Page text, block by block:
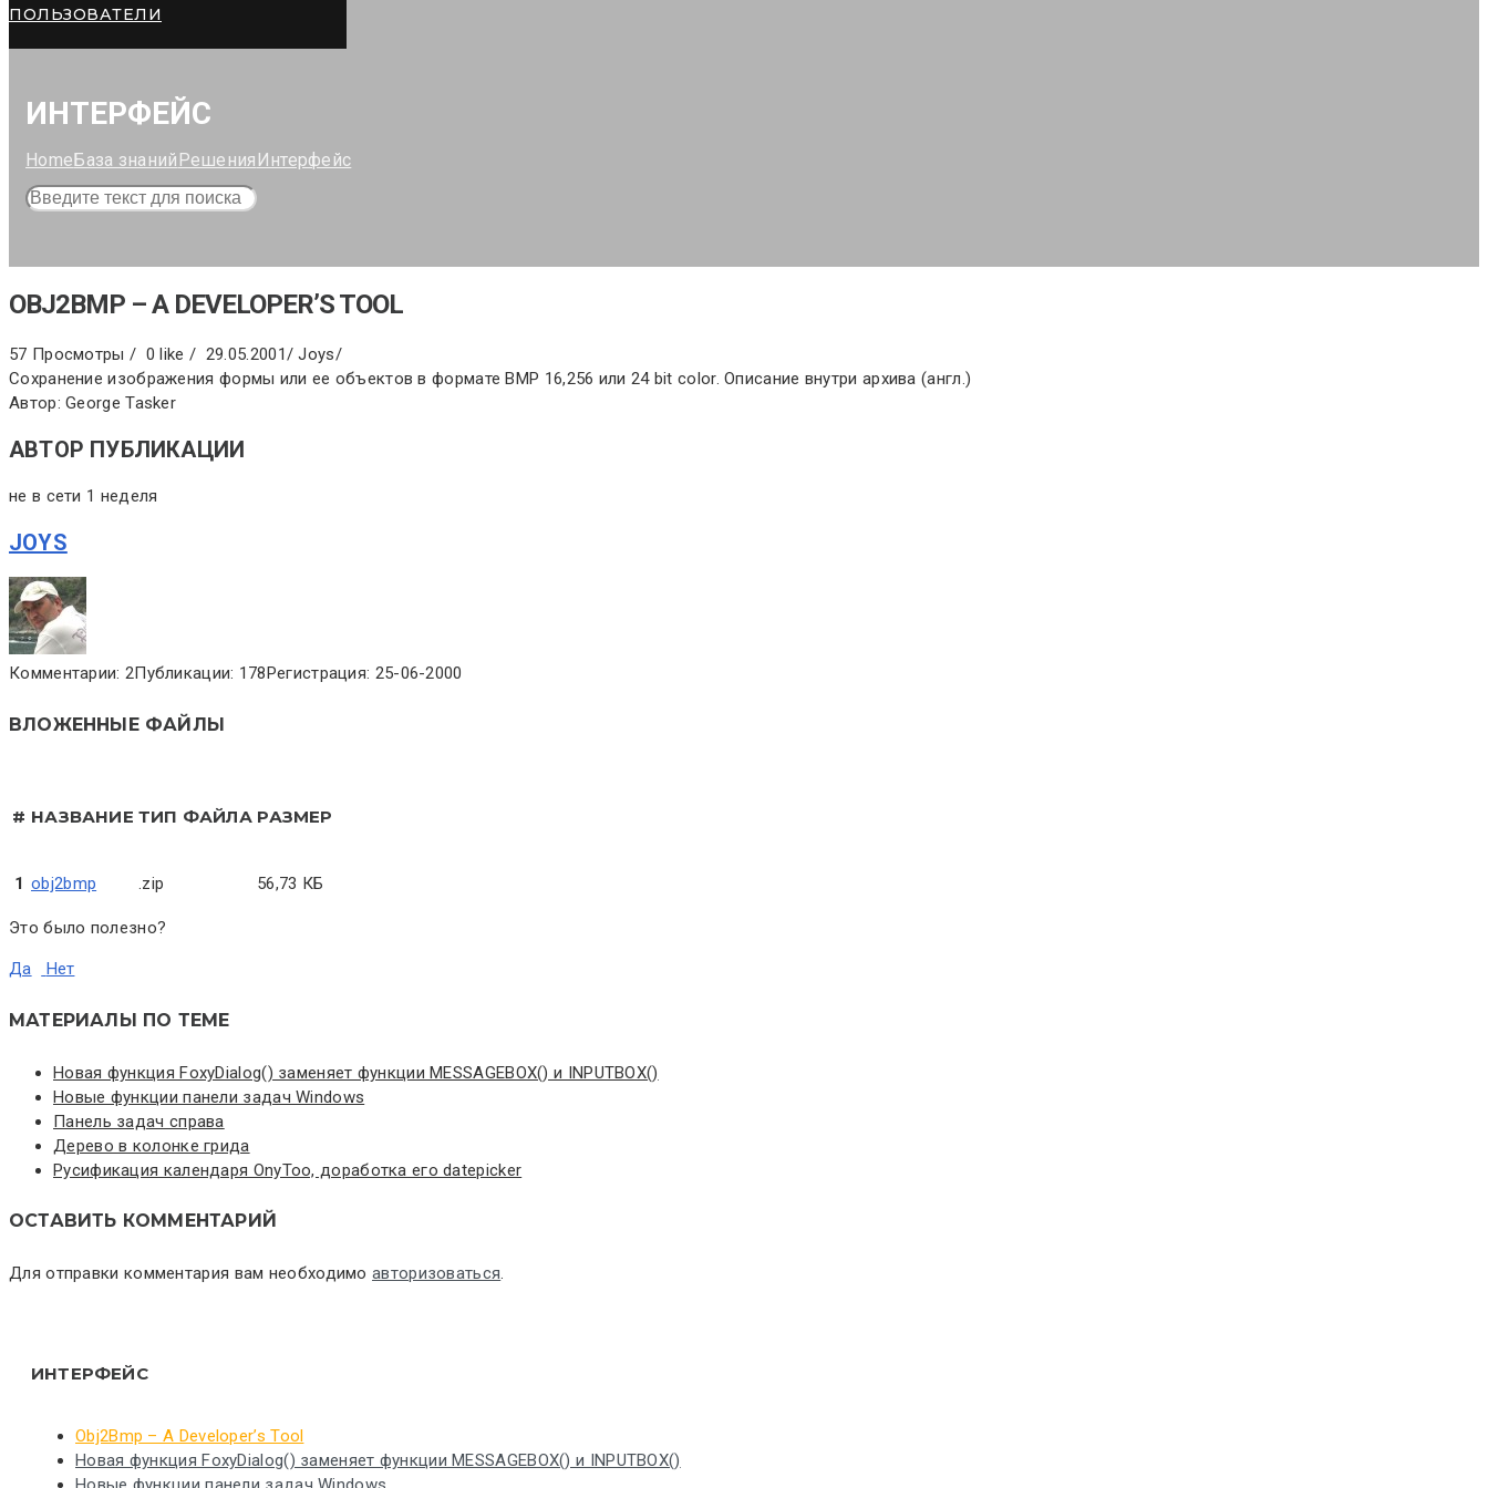
ПОЛЬЗОВАТЕЛИ
ИНТЕРФЕЙС
HomeБаза знаний Решения Интерфейс
OBJ2BMP – A DEVELOPER’S TOOL
57 Просмотры / 0 like / 29.05.2001/ Joys/
Сохранение изображения формы или ее объектов в формате BMP 16,256 или 24 bit color. Описание внутри архива (англ.)
Автор: George Tasker
АВТОР ПУБЛИКАЦИИ
не в сети 1 неделя
JOYS
Комментарии: 2Публикации: 178Регистрация: 25-06-2000
ВЛОЖЕННЫЕ ФАЙЛЫ
# НАЗВАНИЕ ТИП ФАЙЛА РАЗМЕР
1 obj2bmp .zip 56,73 КБ
Это было полезно?
Да Нет
МАТЕРИАЛЫ ПО ТЕМЕ
Новая функция FoxyDialog() заменяет функции MESSAGEBOX() и INPUTBOX()
Новые функции панели задач Windows
Панель задач справа
Дерево в колонке грида
Русификация календаря OnyToo, доработка его datepicker
ОСТАВИТЬ КОММЕНТАРИЙ
Для отправки комментария вам необходимоавторизоваться.
ИНТЕРФЕЙС
Obj2Bmp – A Developer’s Tool
Новая функция FoxyDialog() заменяет функции MESSAGEBOX() и INPUTBOX()